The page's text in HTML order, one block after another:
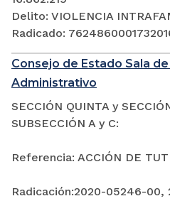
Delito: VIOLENCIA
Radicado:
Consejo de Estado Sala
Administrativo
SECCIÓN QUINTA y
SUBSECCIÓN A y C:
Referencia: ACCIÓN DE
Radicación:2020-05246-00,